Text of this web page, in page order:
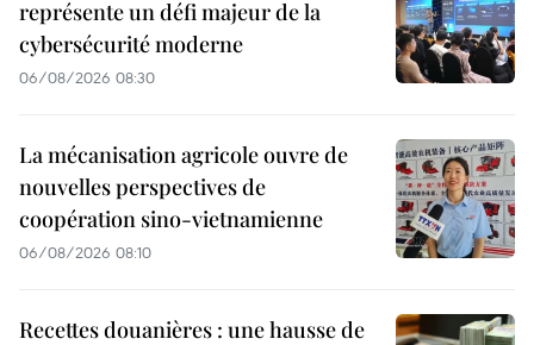
représente un défi majeur de la
cybersécurité moderne
06/08/2026 08:30
La mécanisation agricole ouvre de
nouvelles perspectives de
coopération sino-vietnamienne
06/08/2026 08:10
Recettes douanières : une hausse de